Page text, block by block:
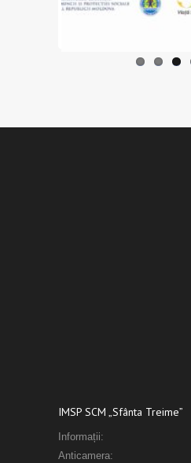
IMSP SCM „Sfânta Treime”
Informații:
Anticamera: